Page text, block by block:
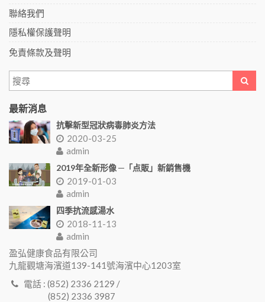
聯絡我們
隱私權保護聲明
免責條款及聲明
最新消息
抗擊新型冠狀病毒肺炎方法
2020-03-25
admin
2019年全新形像 ─「点販」新銷售機
2019-01-03
admin
四季抗流感湯水
2018-11-13
admin
盈弘健康食品有限公司
九龍觀塘海濱道139-141號海濱中心1203室
電話 : (852) 2336 2129 /
(852) 2336 3987